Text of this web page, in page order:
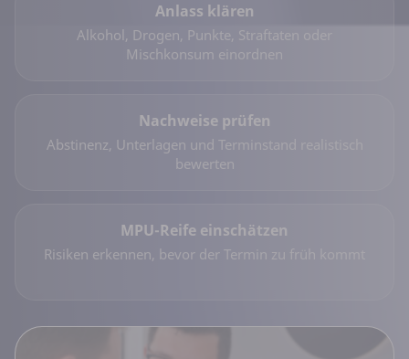
Anlass klären
Alkohol, Drogen, Punkte, Straftaten oder
Mischkonsum einordnen
Nachweise prüfen
Abstinenz, Unterlagen und Terminstand realistisch
bewerten
MPU-Reife einschätzen
Risiken erkennen, bevor der Termin zu früh kommt